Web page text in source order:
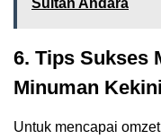
6. Tips Sukses
Minuman
Untuk mencapai